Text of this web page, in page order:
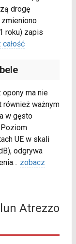
drogę
roku) zapis
opony ma nie
również ważnym
w gęsto
UE w skali
odgrywa
... zobacz
Atrezzo